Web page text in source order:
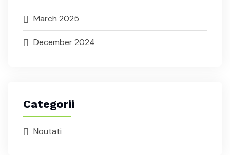
March 2025
December 2024
Categorii
Noutati